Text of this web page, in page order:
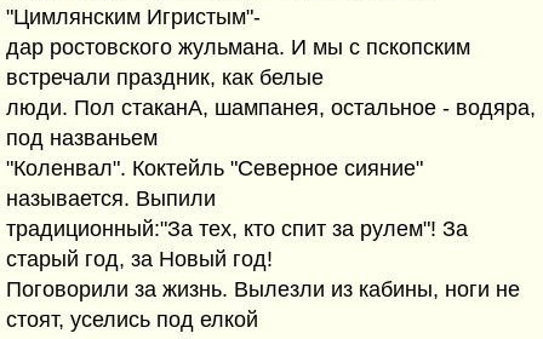
"Цимлянским Игристым"-
дар ростовского жульмана. И мы с пскопским
встречали праздник, как белые
люди. Пол стаканА, шампанея, остальное - водяра,
под названьем
"Коленвал". Коктейль "Северное сияние"
называется. Выпили
традиционный:"За тех, кто спит за рулем"! За
старый год, за Новый год!
Поговорили за жизнь. Вылезли из кабины, ноги не
стоят, уселись под елкой